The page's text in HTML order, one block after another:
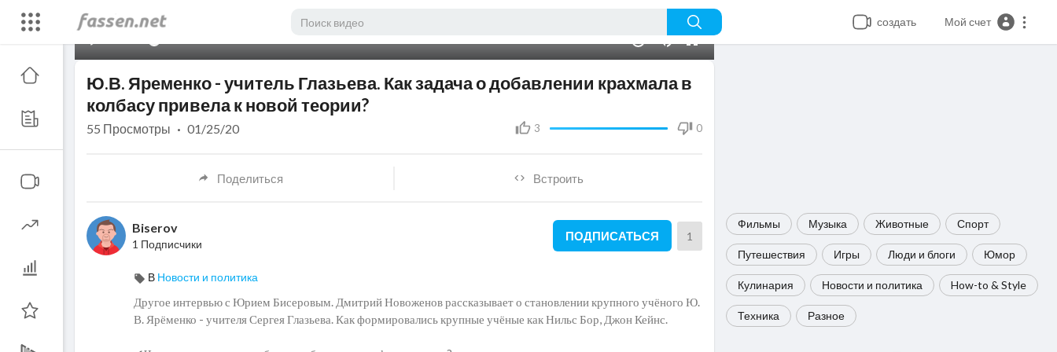
создать Мой счет
Фильмы Музыка Животные Спорт
Путешествия Игры Люди и блоги Юмор
Кулинария Новости и политика How-to & Style
Техника Разное
Ю.В. Яременко - учитель Глазьева. Как задача о добавлении крахмала в
колбасу привела к новой теории?
3 0
55 Просмотры · 01/25/20
Поделиться Встроить
Biserov
1 Подписчики
ПОДПИСАТЬСЯ 1
В Новости и политика
Другое интервью с Юрием Бисеровым. Дмитрий Новоженов рассказывает о становлении крупного учёного Ю.
В. Ярёменко - учителя Сергея Глазьева. Как формировались крупные учёные как Нильс Бор, Джон Кейнс.